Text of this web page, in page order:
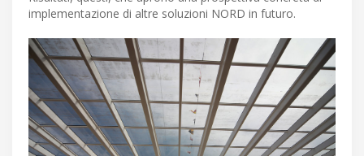
implementazione di altre soluzioni NORD in futuro.